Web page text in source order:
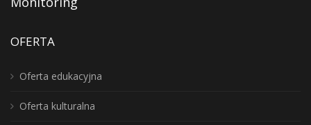
OFERTA
Oferta edukacyjna
Oferta kulturalna